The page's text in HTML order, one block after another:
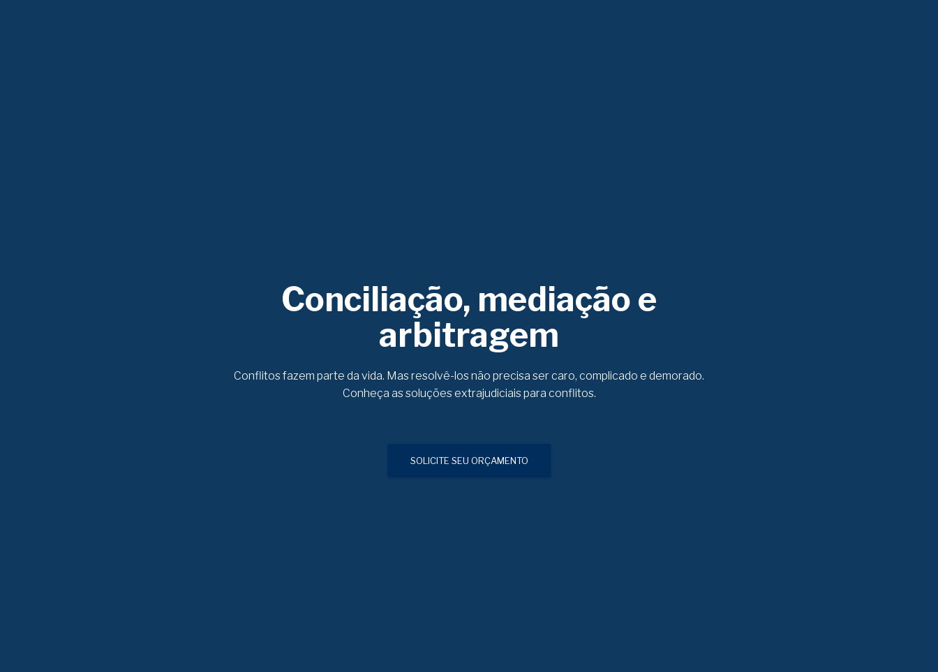
Conciliação, mediação e
arbitragem
Conflitos fazem parte da vida. Mas resolvê-los não precisa ser caro, complicado e demorado.
Conheça as soluções extrajudiciais para conflitos.
SOLICITE SEU ORÇAMENTO